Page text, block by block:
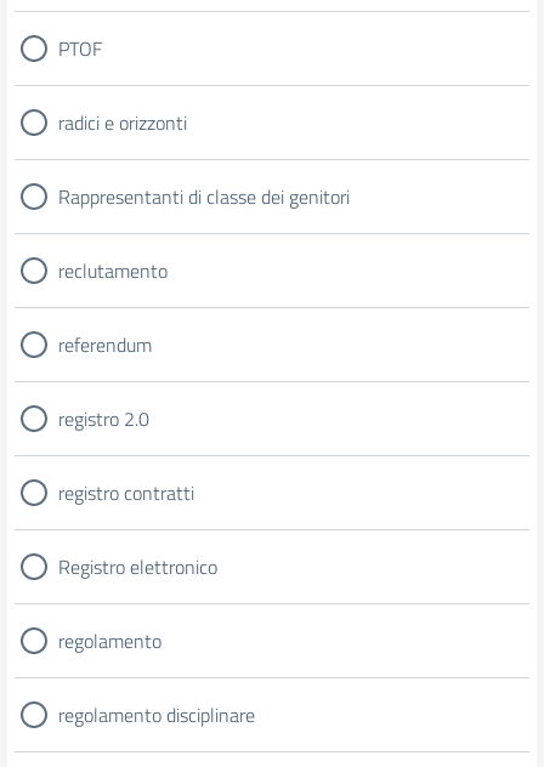
PTOF
radici e orizzonti
Rappresentanti di classe dei genitori
reclutamento
referendum
registro 2.0
registro contratti
Registro elettronico
regolamento
regolamento disciplinare